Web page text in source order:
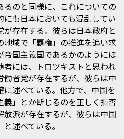
るのと同様に、これについての
にも日本においても混乱してい
が存在する。彼らは日本政府と
域で「覇権」の推進を追い求
帝国主義国であるかのようにほ
者には、トロツキストと思われ
働者党が存在するが、彼らは中
述べている。他方で、中国を
義」とか断じるのを正しく拒否
放派が存在するが、彼らは中国
述べている。